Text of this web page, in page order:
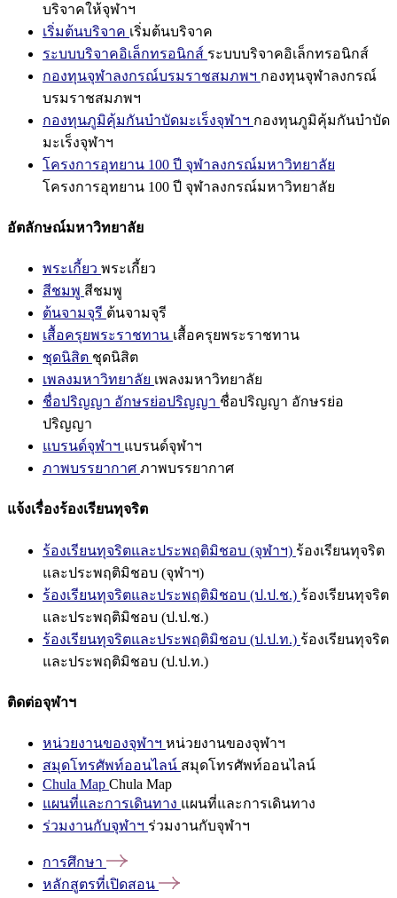
บริจาคให้จุฬาฯ
เริ่มต้นบริจาค เริ่มต้นบริจาค
ระบบบริจาคอิเล็กทรอนิกส์ ระบบบริจาคอิเล็กทรอนิกส์
กองทุนจุฬาลงกรณ์บรมราชสมภพฯ กองทุนจุฬาลงกรณ์
บรมราชสมภพฯ
กองทุนภูมิคุ้มกันบำบัดมะเร็งจุฬาฯ กองทุนภูมิคุ้มกันบำบัด
มะเร็งจุฬาฯ
โครงการอุทยาน 100 ปี จุฬาลงกรณ์มหาวิทยาลัย
โครงการอุทยาน 100 ปี จุฬาลงกรณ์มหาวิทยาลัย
อัตลักษณ์มหาวิทยาลัย
พระเกี้ยว พระเกี้ยว
สีชมพู สีชมพู
ต้นจามจุรี ต้นจามจุรี
เสื้อครุยพระราชทาน เสื้อครุยพระราชทาน
ชุดนิสิต ชุดนิสิต
เพลงมหาวิทยาลัย เพลงมหาวิทยาลัย
ชื่อปริญญา อักษรย่อปริญญา ชื่อปริญญา อักษรย่อ
ปริญญา
แบรนด์จุฬาฯ แบรนด์จุฬาฯ
ภาพบรรยากาศ ภาพบรรยากาศ
แจ้งเรื่องร้องเรียนทุจริต
ร้องเรียนทุจริตและประพฤติมิชอบ (จุฬาฯ) ร้องเรียนทุจริต
และประพฤติมิชอบ (จุฬาฯ)
ร้องเรียนทุจริตและประพฤติมิชอบ (ป.ป.ช.) ร้องเรียนทุจริต
และประพฤติมิชอบ (ป.ป.ช.)
ร้องเรียนทุจริตและประพฤติมิชอบ (ป.ป.ท.) ร้องเรียนทุจริต
และประพฤติมิชอบ (ป.ป.ท.)
ติดต่อจุฬาฯ
หน่วยงานของจุฬาฯ หน่วยงานของจุฬาฯ
สมุดโทรศัพท์ออนไลน์ สมุดโทรศัพท์ออนไลน์
Chula Map Chula Map
แผนที่และการเดินทาง แผนที่และการเดินทาง
ร่วมงานกับจุฬาฯ ร่วมงานกับจุฬาฯ
การศึกษา
หลักสูตรที่เปิดสอน